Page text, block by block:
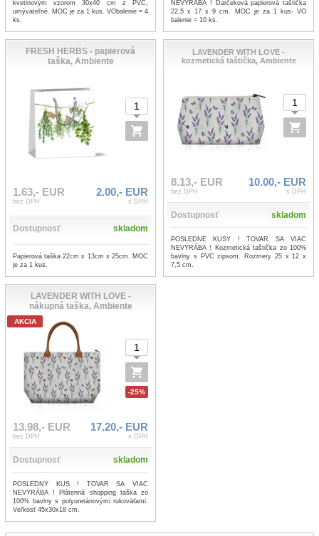
kvetinovým vzorom 30x40 cm z PVC,
umývateľné. MOC je za 1 kus. VObalenie = 4
ks.
NEVYRÁBA ! Darčeková papierová taštička
22,5 x 17 x 9 cm. MOC je za 1 kus- VO
balenie = 10 ks.
FRESH HERBS - papierová
taška, Ambiente
1.63,- EUR
bez DPH
2.00,- EUR
s DPH
Dostupnosť skladom
Papierová taška 22cm x 13cm x 25cm. MOC
je za 1 kus.
LAVENDER WITH LOVE -
kozmetická taštička, Ambiente
8.13,- EUR
bez DPH
10.00,- EUR
s DPH
Dostupnosť skladom
POSLEDNÉ KUSY ! TOVAR SA VIAC
NEVYRÁBA ! Kozmetická taštička zo 100%
bavlny s PVC zipsom. Rozmery 25 x 12 x
7,5 cm.
LAVENDER WITH LOVE -
nákupná taška, Ambiente
AKCIA
-25%
13.98,- EUR
bez DPH
17.20,- EUR
s DPH
Dostupnosť skladom
POSLEDNÝ KUS ! TOVAR SA VIAC
NEVYRÁBA ! Plátenná shopping taška zo
100% bavlny s polyuretánovými rukoväťami.
Veľkosť 45x30x18 cm.